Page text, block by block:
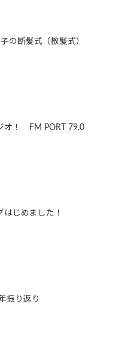
の断髪式（散髪式）
オ！ FM PORT 79.0
はじめました！
振り返り